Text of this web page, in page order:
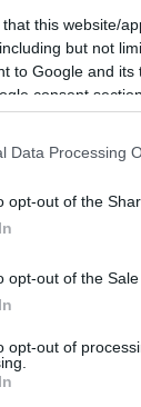
that this website/
but not
to Google and
consent section.
Data Processing
opt-out of the
opt-out of the
opt-out of
Kriza Ákos
MEGHALT
Elhunyt
közölte a
2021.